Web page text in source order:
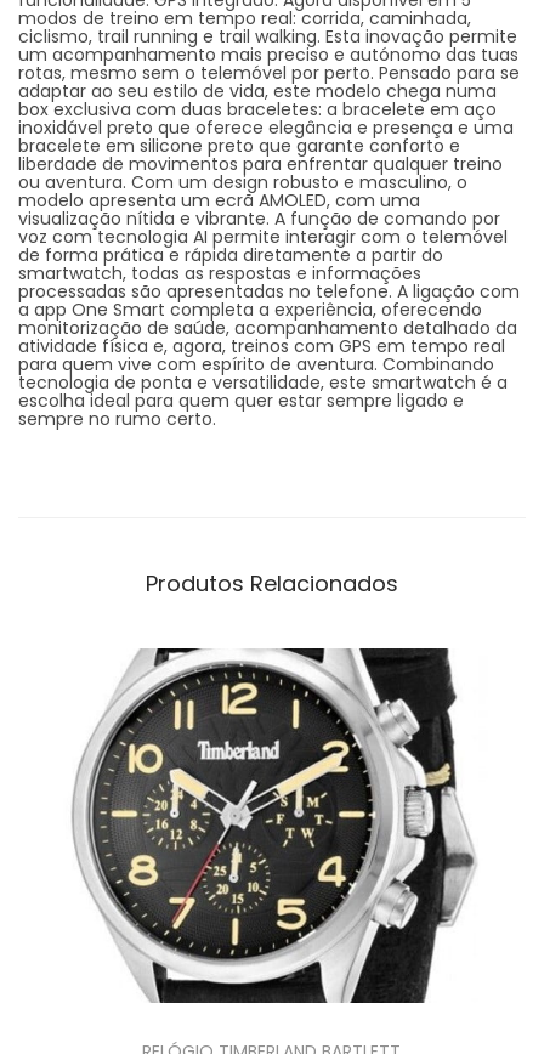
modos de treino em tempo real: corrida, caminhada,
ciclismo, trail running e trail walking. Esta inovação permite
um acompanhamento mais preciso e autónomo das tuas
rotas, mesmo sem o telemóvel por perto. Pensado para se
adaptar ao seu estilo de vida, este modelo chega numa
box exclusiva com duas braceletes: a bracelete em aço
inoxidável preto que oferece elegância e presença e uma
bracelete em silicone preto que garante conforto e
liberdade de movimentos para enfrentar qualquer treino
ou aventura. Com um design robusto e masculino, o
modelo apresenta um ecrã AMOLED, com uma
visualização nítida e vibrante. A função de comando por
voz com tecnologia AI permite interagir com o telemóvel
de forma prática e rápida diretamente a partir do
smartwatch, todas as respostas e informações
processadas são apresentadas no telefone. A ligação com
a app One Smart completa a experiência, oferecendo
monitorização de saúde, acompanhamento detalhado da
atividade física e, agora, treinos com GPS em tempo real
para quem vive com espírito de aventura. Combinando
tecnologia de ponta e versatilidade, este smartwatch é a
escolha ideal para quem quer estar sempre ligado e
sempre no rumo certo.
Produtos Relacionados